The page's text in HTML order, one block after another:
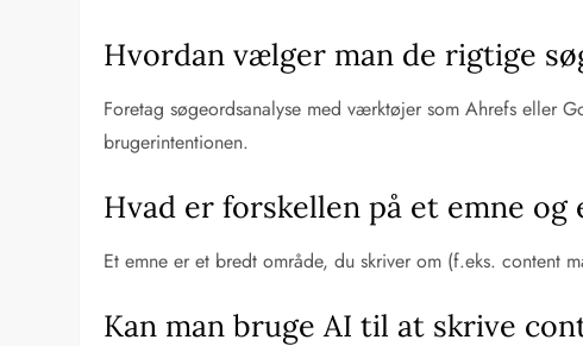
Hvordan vælger man de rigtige
Foretag søgeordsanalyse med værktøjer som Ahrefs eller
brugerintentionen.
Hvad er forskellen på et emne og
Et emne er et bredt område, du skriver om (f.eks. content
Kan man bruge AI til at skrive